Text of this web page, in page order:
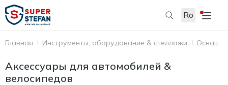
Ro
Главная Инструменты, оборудование & стеллажи
Аксессуары для автомобилей &
велосипедов